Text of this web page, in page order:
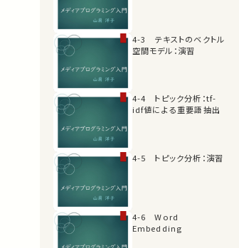
4-3 テキストのベクトル
空間モデル：演習
4-4 トピック分析：tf-
idf値による重要語抽出
4-5 トピック分析：演習
4-6 Word
Embedding